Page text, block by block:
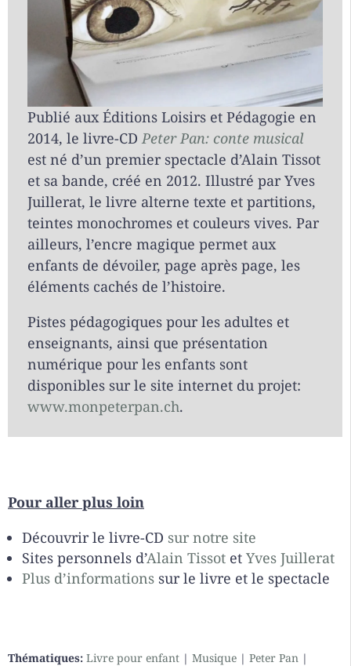
Publié aux Éditions Loisirs et Pédagogie en
2014, le livre-CDPeter Pan: conte musical
est né d’un premier spectacle d’Alain Tissot
et sa bande, créé en 2012. Illustré par Yves
Juillerat, le livre alterne texte et partitions,
teintes monochromes et couleurs vives. Par
ailleurs, l’encre magique permet aux
enfants de dévoiler, page après page, les
éléments cachés de l’histoire.
Pistes pédagogiques pour les adultes et
enseignants, ainsi que présentation
numérique pour les enfants sont
disponibles sur le site internet du projet:
www.monpeterpan.ch.
Pour aller plus loin
Découvrir le livre-CD sur notre site
Sites personnels d’Alain Tissot et Yves Juillerat
Plus d’informations sur le livre et le spectacle
Thématiques: Livre pour enfant | Musique | Peter Pan |